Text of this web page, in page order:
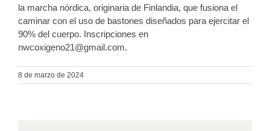
la marcha nórdica, originaria de Finlandia, que fusiona el
caminar con el uso de bastones diseñados para ejercitar el
90% del cuerpo. Inscripciones en
nwcoxigeno21@gmail.com.
8 de marzo de 2024